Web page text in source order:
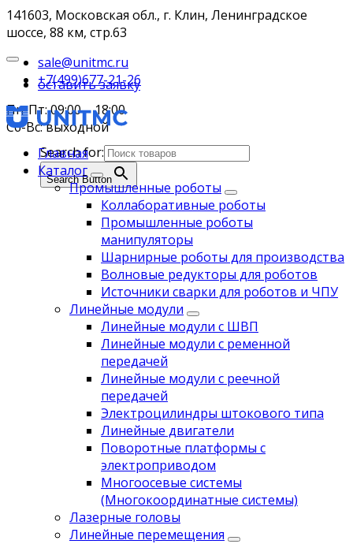
141603, Московская обл., г. Клин, Ленинградское
шоссе, 88 км, стр.63
sale@unitmc.ru
+7(499)677-21-26
Пн-Пт: 09:00 – 18:00
Сб-Вс: выходной
Search for:
Search Button
оставить заявку
Главная
Каталог
Промышленные роботы
Коллаборативные роботы
Промышленные роботы
манипуляторы
Шарнирные роботы для производства
Волновые редукторы для роботов
Источники сварки для роботов и ЧПУ
Линейные модули
Линейные модули с ШВП
Линейные модули с ременной
передачей
Линейные модули с реечной
передачей
Электроцилиндры штокового типа
Линейные двигатели
Поворотные платформы с
электроприводом
Многоосевые системы
(Многокоординатные системы)
Лазерные головы
Линейные перемещения